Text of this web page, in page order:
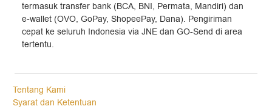
termasuk transfer bank (BCA, BNI, Permata, Mandiri) dan
e-wallet (OVO, GoPay, ShopeePay, Dana). Pengiriman
cepat ke seluruh Indonesia via JNE dan GO-Send di area
tertentu.
Tentang Kami
Syarat dan Ketentuan